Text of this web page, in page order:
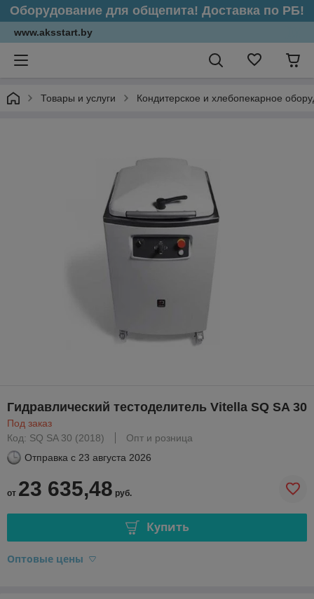
Оборудование для общепита! Доставка по РБ!
www.aksstart.by
Товары и услуги Кондитерское и хлебопекарное
Гидравлический тестоделитель Vitella SQ SA 30
Под заказ
Код: SQ SA 30 (2018)
Опт и розница
Отправка с 23 августа 2026
от 23 635,48 руб.
Купить
Оптовые цены